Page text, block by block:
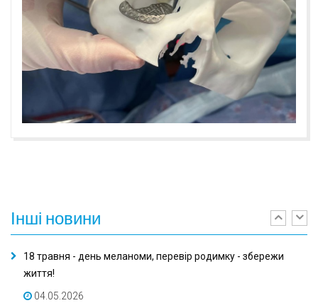
Інші новини
18 травня - день меланоми, перевір родимку - збережи
життя!
04.05.2026